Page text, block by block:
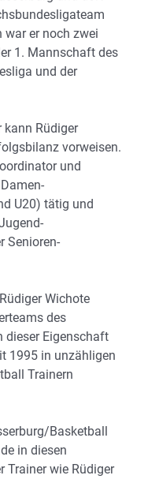
war er noch zwei
1. Mannschaft des
und der
kann Rüdiger
vorweisen.
und
U20) tätig und
Senioren-
Wichote
des
dieser Eigenschaft
1995 in unzähligen
Trainern
Basketball
in diesen
Trainer wie Rüdiger